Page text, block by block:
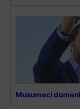
Musumeci